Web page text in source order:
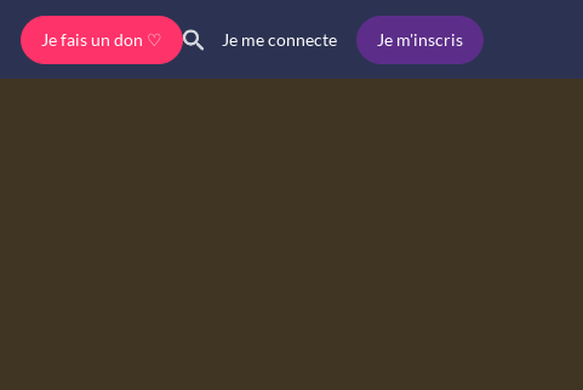
Je fais un don ♡ Je me connecte Je m'inscris